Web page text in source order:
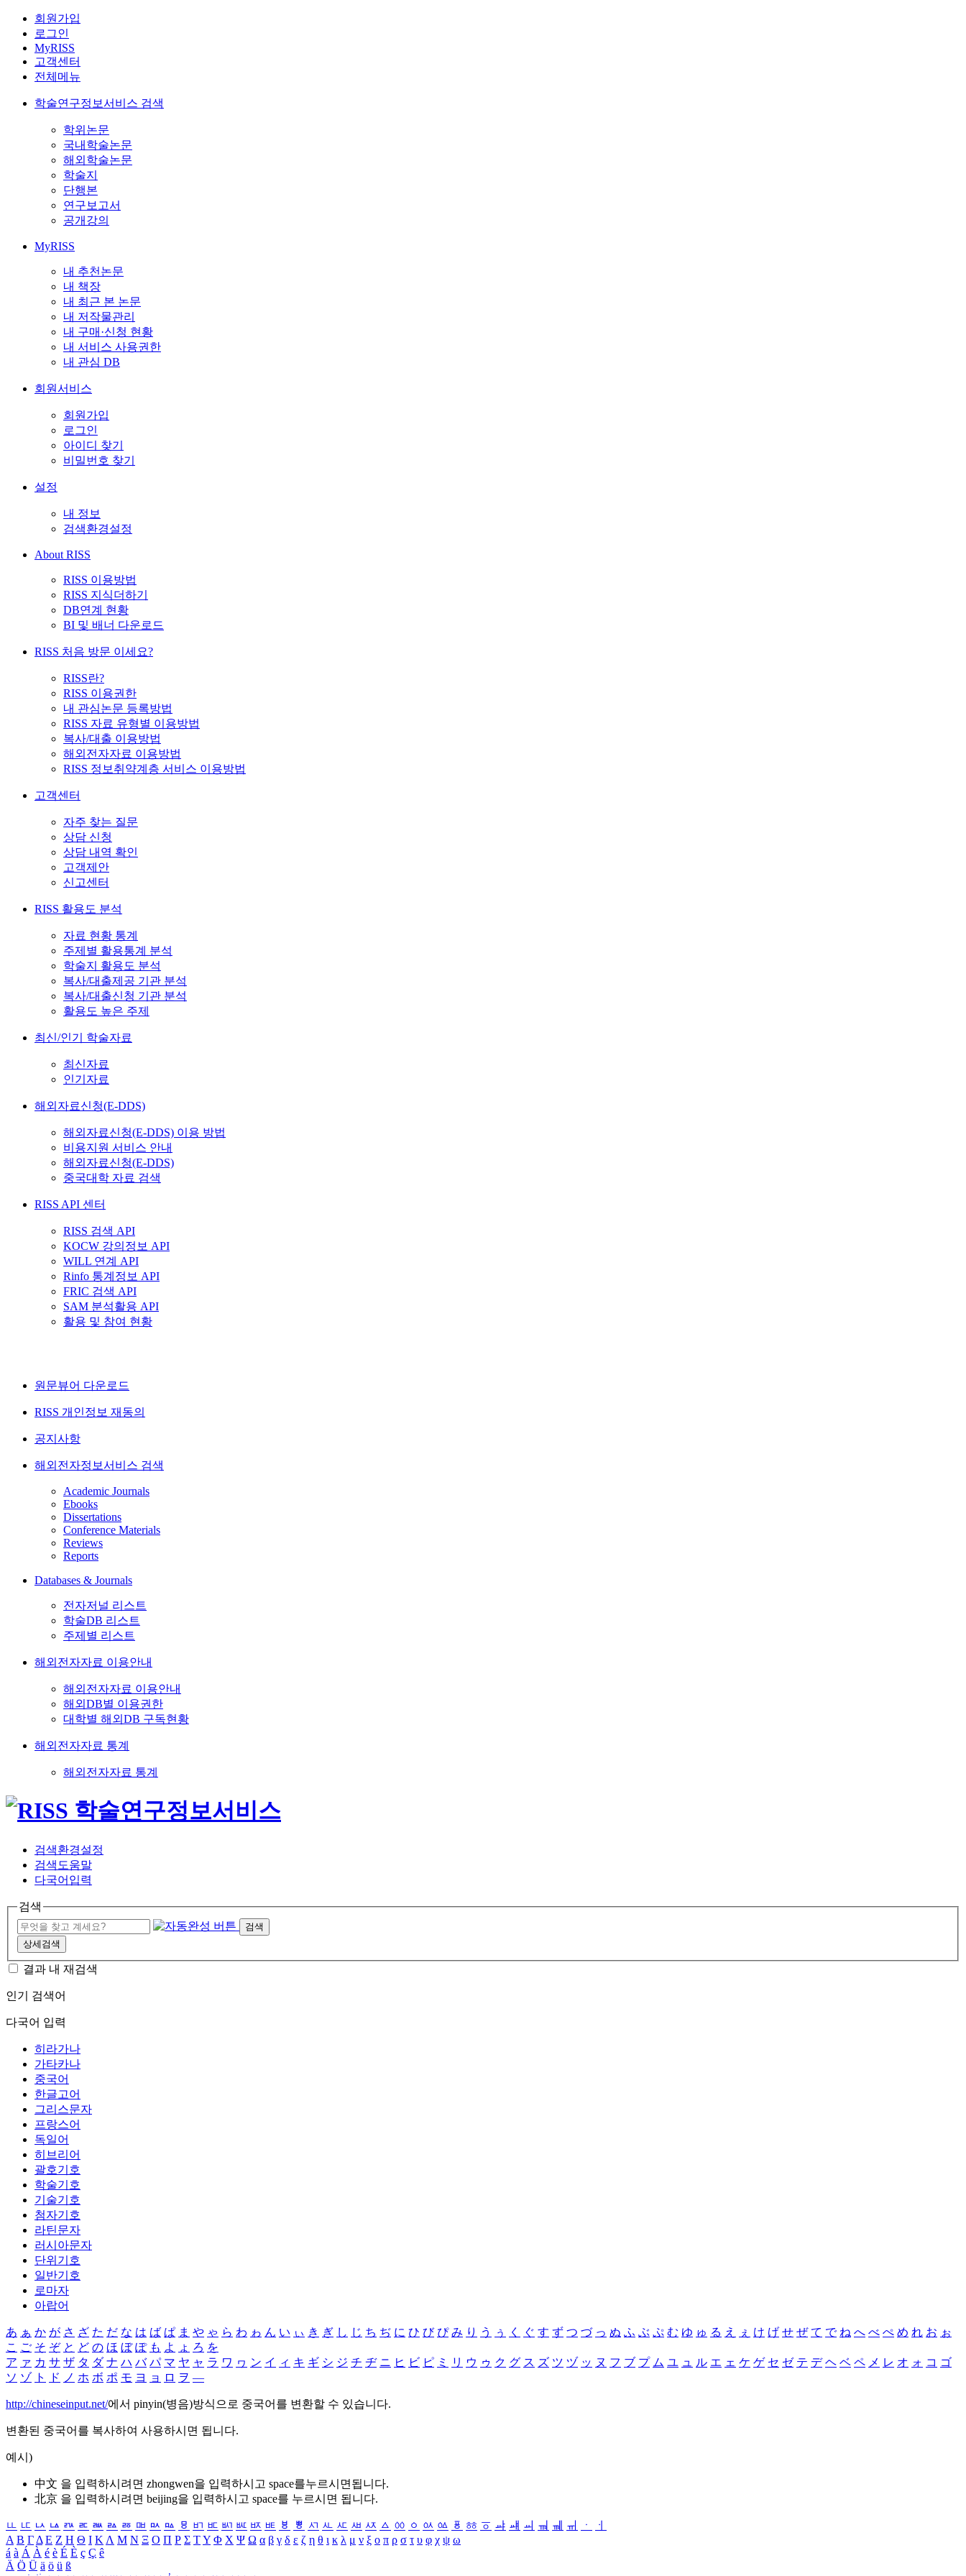
회원가입
로그인
MyRISS
고객센터
전체메뉴
학술연구정보서비스 검색
학위논문
국내학술논문
해외학술논문
학술지
단행본
연구보고서
공개강의
MyRISS
내 추천논문
내 책장
내 최근 본 논문
내 저작물관리
내 구매·신청 현황
내 서비스 사용권한
내 관심 DB
회원서비스
회원가입
로그인
아이디 찾기
비밀번호 찾기
설정
내 정보
검색환경설정
About RISS
RISS 이용방법
RISS 지식더하기
DB연계 현황
BI 및 배너 다운로드
RISS 처음 방문 이세요?
RISS란?
RISS 이용권한
내 관심논문 등록방법
RISS 자료 유형별 이용방법
복사/대출 이용방법
해외전자자료 이용방법
RISS 정보취약계층 서비스 이용방법
고객센터
자주 찾는 질문
상담 신청
상담 내역 확인
고객제안
신고센터
RISS 활용도 분석
자료 현황 통계
주제별 활용통계 분석
학술지 활용도 분석
복사/대출제공 기관 분석
복사/대출신청 기관 분석
활용도 높은 주제
최신/인기 학술자료
최신자료
인기자료
해외자료신청(E-DDS)
해외자료신청(E-DDS) 이용 방법
비용지원 서비스 안내
해외자료신청(E-DDS)
중국대학 자료 검색
RISS API 센터
RISS 검색 API
KOCW 강의정보 API
WILL 연계 API
Rinfo 통계정보 API
FRIC 검색 API
SAM 분석활용 API
활용 및 참여 현황
원문뷰어 다운로드
RISS 개인정보 재동의
공지사항
해외전자정보서비스 검색
Academic Journals
Ebooks
Dissertations
Conference Materials
Reviews
Reports
Databases & Journals
전자저널 리스트
학술DB 리스트
주제별 리스트
해외전자자료 이용안내
해외전자자료 이용안내
해외DB별 이용권한
대학별 해외DB 구독현황
해외전자자료 통계
해외전자자료 통계
검색환경설정
검색도움말
다국어입력
검색
검색
상세검색
결과 내 재검색
인기 검색어
다국어 입력
히라가나
가타카나
중국어
한글고어
그리스문자
프랑스어
독일어
히브리어
괄호기호
학술기호
기술기호
첨자기호
라틴문자
러시아문자
단위기호
일반기호
로마자
아랍어
あ ぁ か が さ ざ た だ な は ば ぱ ま や ゃ ら わ ゎ ん い ぃ き ぎ し じ ち ぢ に ひ び ぴ み り う ぅ く ぐ す ず つ づ っ ぬ ふ ぶ ぷ む ゆ ゅ る え ぇ け げ せ ぜ て で ね へ べ ぺ め れ お ぉ
こ ご そ ぞ と ど の ほ ぼ ぽ も よ ょ ろ を
ア ァ カ サ ザ タ ダ ナ ハ バ パ マ ヤ ャ ラ ワ ヮ ン イ ィ キ ギ シ ジ チ ヂ ニ ヒ ビ ピ ミ リ ウ ゥ ク グ ス ズ ツ ヅ ッ ヌ フ ブ プ ム ユ ュ ル エ ェ ケ ゲ セ ゼ テ デ ヘ ベ ペ メ レ オ ォ コ ゴ
ソ ゾ ト ド ノ ホ ボ ポ モ ヨ ョ ロ ヲ ―
http://chineseinput.net/에서 pinyin(병음)방식으로 중국어를 변환할 수 있습니다.
변환된 중국어를 복사하여 사용하시면 됩니다.
예시)
中文 을 입력하시려면 zhongwen을 입력하시고 space를누르시면됩니다.
北京 을 입력하시려면 beijing을 입력하시고 space를 누르시면 됩니다.
ㅥ ㅦ ㅧ ㅨ ㅩ ㅪ ㅫ ㅬ ㅭ ㅮ ㅯ ㅰ ㅱ ㅲ ㅳ ㅴ ㅵ ㅶ ㅷ ㅸ ㅹ ㅺ ㅻ ㅼ ㅽ ㅾ ㅿ ㆀ ㆁ ㆂ ㆃ ㆄ ㆅ ㆆ ㆇ ㆈ ㆉ ㆊ ㆋ ㆌ ㆍ
ㆎ
Α Β ΓΔ Ε Ζ Η Θ Ι ΚΛ Μ Ν Ξ Ο Π Ρ Σ ΤΥ Φ Χ Ψ Ω α β γ δ ε ζ η θ ι κ λ μ ν ξ ο π ρ σ τ υ φ χ ψ ω
á à Á À é è É È ç Ç ê
Ä Ö Ü ä ö ü ß